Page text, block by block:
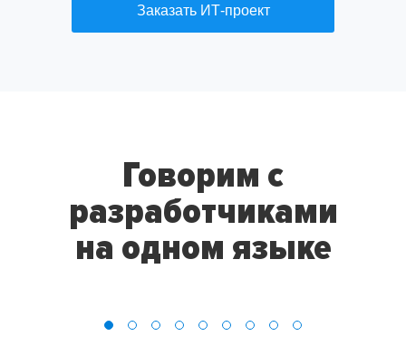
Заказать ИТ-проект
Говорим с
разработчиками
на одном языке